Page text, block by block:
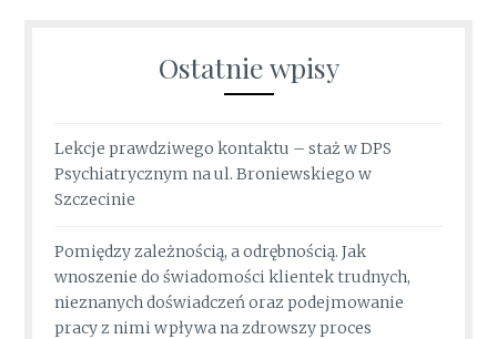
Ostatnie wpisy
Lekcje prawdziwego kontaktu – staż w DPS
Psychiatrycznym na ul. Broniewskiego w
Szczecinie
Pomiędzy zależnością, a odrębnością. Jak
wnoszenie do świadomości klientek trudnych,
nieznanych doświadczeń oraz podejmowanie
pracy z nimi wpływa na zdrowszy proces